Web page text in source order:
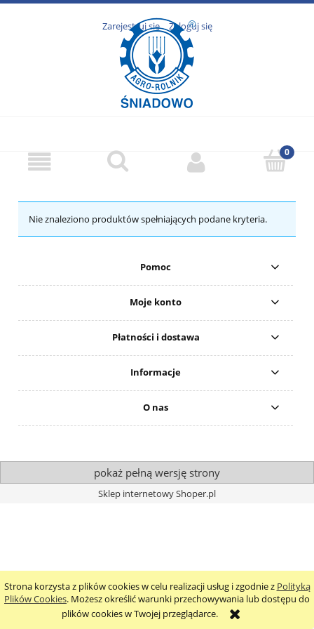
Strona korzysta z plików cookies w celu realizacji usług i zgodnie z Polityką
Plików Cookies. Możesz określić warunki przechowywania lub dostępu do
plików cookies w Twojej przeglądarce.
Zarejestruj się Zaloguj się
Nie znaleziono produktów spełniających podane kryteria.
Pomoc
Moje konto
Płatności i dostawa
Informacje
O nas
pokaż pełną wersję strony
Sklep internetowy Shoper.pl